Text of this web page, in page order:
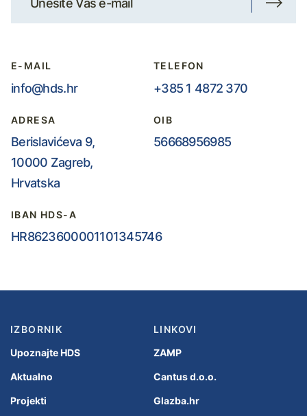
E-MAIL
info@hds.hr
TELEFON
+385 1 4872 370
ADRESA
Berislavićeva 9,
10000 Zagreb,
Hrvatska
OIB
56668956985
IBAN HDS-A
HR8623600001101345746
IZBORNIK
Upoznajte HDS
Aktualno
Projekti
LINKOVI
ZAMP
Cantus d.o.o.
Glazba.hr